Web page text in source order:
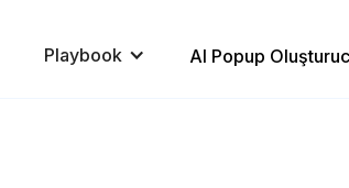
Playbook AI Popup